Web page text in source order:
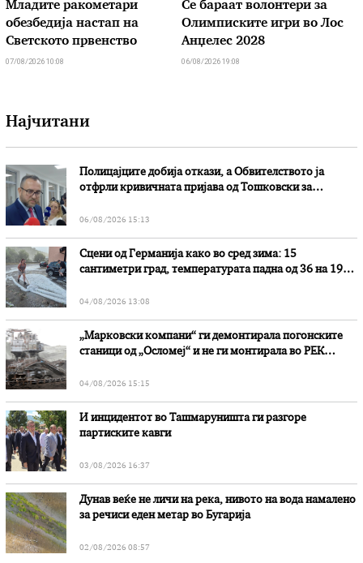
Младите ракометари
обезбедија настап на
Светското првенство
07/08/2026 10:08
Се бараат волонтери за
Олимписките игри во Лос
Анџелес 2028
06/08/2026 19:08
Најчитани
Полицајците добија откази, а Обвителството ја
отфрли кривичната пријава од Тошковски за
06/08/2026 15:13
Сцени од Германија како во сред зима: 15
сантиметри град, температурата падна од 36 на 19
04/08/2026 13:08
„Марковски компани“ ги демонтирала погонските
станици од „Осломеј“ и не ги монтирала во РЕК
04/08/2026 15:15
И инцидентот во Ташмаруништa ги разгоре
партиските кавги
03/08/2026 16:37
Дунав веќе не личи на река, нивото на вода намалено
за речиси еден метар во Бугарија
02/08/2026 08:57